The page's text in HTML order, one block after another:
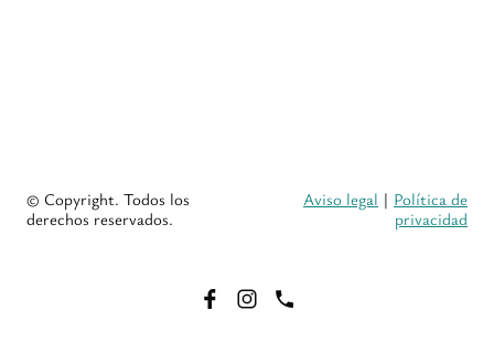
© Copyright. Todos los
derechos reservados.
Aviso legal | Política de
privacidad